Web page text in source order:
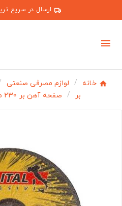
ارسال در سریع
خانه لوازم مصرفی صنعتی
بر
صفحه آهن بر 230 مولیتال مدل A24RBF